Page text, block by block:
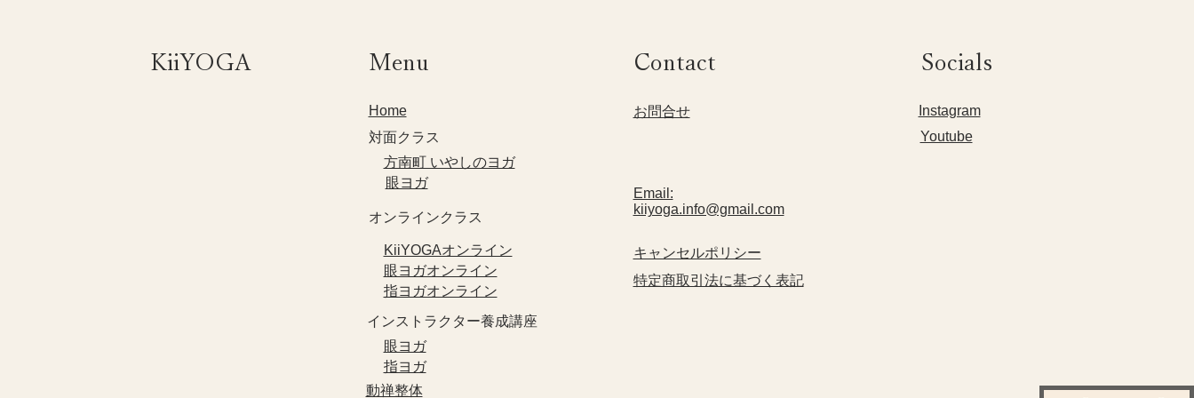
​KiiYOGA Menu
Home
対面クラス​
​方南町 いやしのヨガ
​眼ヨガ
​オンラインクラス
​KiiYOGAオンライン
​眼ヨガオンライン
​指ヨガオンライン
​インストラクター養成講座
​眼ヨガ
​指ヨガ
​動禅整体
Contact
​お問合せ
Email:
kiiyoga.info@gmail.com
​キャンセルポリシー
特定商取引法に基づく表記
Socials
​Instagram
Youtube